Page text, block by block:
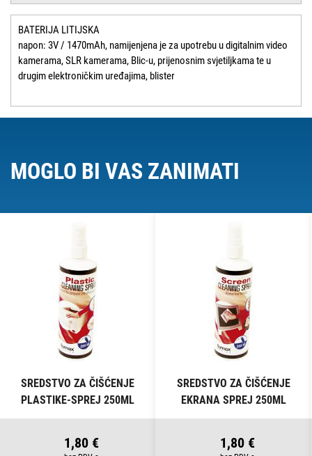
BATERIJA LITIJSKA
napon: 3V / 1470mAh, namijenjena je za upotrebu u digitalnim video
kamerama, SLR kamerama, Blic-u, prijenosnim svjetiljkama te u
drugim elektroničkim uređajima, blister
MOGLO BI VAS ZANIMATI
SREDSTVO ZA ČIŠĆENJE
PLASTIKE-SPREJ 250ML
FORNAX
1,80 €
SREDSTVO ZA ČIŠĆENJE
EKRANA SPREJ 250ML
FORNAX
1,80 €